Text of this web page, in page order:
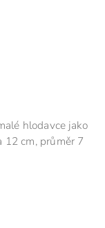
hlodavce jako
12 cm, průměr 7